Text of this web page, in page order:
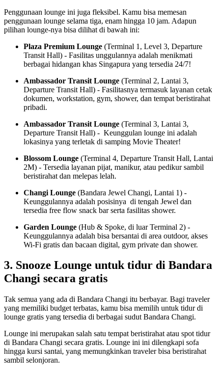
Penggunaan lounge ini juga fleksibel. Kamu bisa memesan
penggunaan lounge selama tiga, enam hingga 10 jam. Adapun
pilihan lounge-nya bisa dilihat di bawah ini:
Plaza Premium Lounge (Terminal 1, Level 3, Departure
Transit Hall) - Fasilitas unggulannya adalah menikmati
berbagai hidangan khas Singapura yang tersedia 24/7!
Ambassador Transit Lounge (Terminal 2, Lantai 3,
Departure Transit Hall) - Fasilitasnya termasuk layanan cetak
dokumen, workstation, gym, shower, dan tempat beristirahat
pribadi.
Ambassador Transit Lounge (Terminal 3, Lantai 3,
Departure Transit Hall) - Keunggulan lounge ini adalah
lokasinya yang terletak di samping Movie Theater!
Blossom Lounge (Terminal 4, Departure Transit Hall, Lantai
2M) - Tersedia layanan pijat, manikur, atau pedikur sambil
beristirahat dan melepas lelah.
Changi Lounge (Bandara Jewel Changi, Lantai 1) -
Keunggulannya adalah posisinya di tengah Jewel dan
tersedia free flow snack bar serta fasilitas shower.
Garden Lounge (Hub & Spoke, di luar Terminal 2) -
Keunggulannya adalah bisa bersantai di area outdoor, akses
Wi-Fi gratis dan bacaan digital, gym private dan shower.
3. Snooze Lounge untuk tidur di Bandara
Changi secara gratis
Tak semua yang ada di Bandara Changi itu berbayar. Bagi traveler
yang memiliki budget terbatas, kamu bisa memilih untuk tidur di
lounge gratis yang tersedia di berbagai sudut Bandara Changi.
Lounge ini merupakan salah satu tempat beristirahat atau spot tidur
di Bandara Changi secara gratis. Lounge ini ini dilengkapi sofa
hingga kursi santai, yang memungkinkan traveler bisa beristirahat
sambil selonjoran.